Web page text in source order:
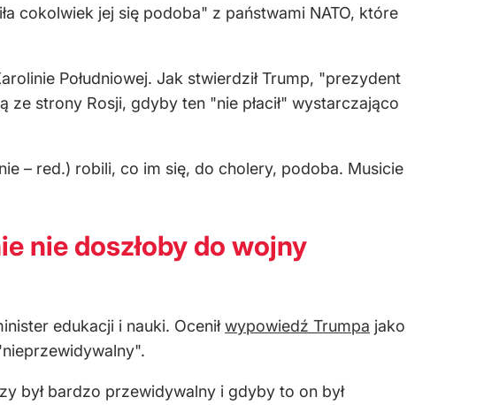
cokolwiek jej się podoba" z państwami NATO, które
Południowej. Jak stwierdził Trump, "prezydent
strony Rosji, gdyby ten "nie płacił" wystarczająco
– red.) robili, co im się, do cholery, podoba. Musicie
nie doszłoby do wojny
edukacji i nauki. Oceniłwypowiedź Trumpa jako
był bardzo przewidywalny i gdyby to on był